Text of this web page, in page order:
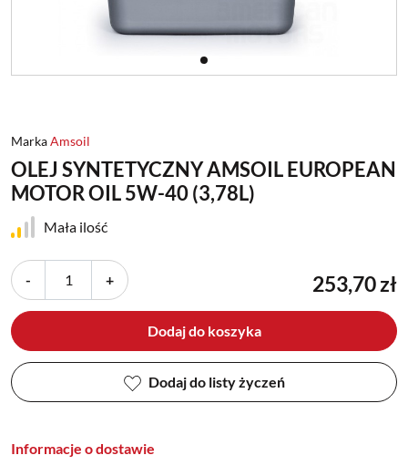
MarkaAmsoil
OLEJ SYNTETYCZNY AMSOIL EUROPEAN
MOTOR OIL 5W-40 (3,78L)
Mała ilość
- + 253,70 zł
Dodaj do koszyka
Dodaj do listy życzeń
Informacje o dostawie